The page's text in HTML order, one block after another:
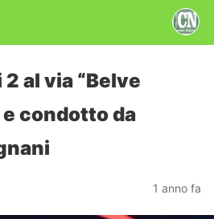
al via “Belve
condotto da
1 anno fa